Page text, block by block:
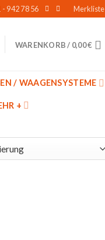
942 78 56 Merkliste
WARENKORB / 0,00€
/ WAAGENSYSTEME
+